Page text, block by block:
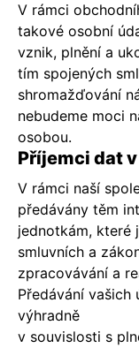
V rámci
takové osobní
vznik, plnění a
tím spojených
shromažďování
nebudeme moci
osobou.
Příjemci dat
V rámci naší
předávány těm
jednotkám, které
smluvních a
zpracovávání a
Předávání vašich
výhradně
v souvislosti s